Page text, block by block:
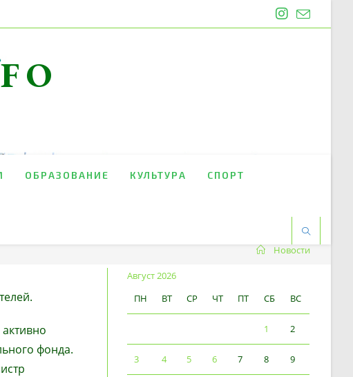
ОБРАЗОВАНИЕ КУЛЬТУРА СПОРТ
Новости
фонда.
Август 2026
ПН
ВТ СР ЧТ ПТ СБ ВС
1 2
3 4 5 6 7 8 9